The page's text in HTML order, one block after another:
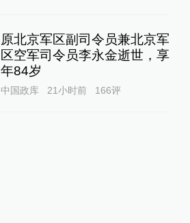
原北京军区副司令员兼北京军
区空军司令员李永金逝世，享
年84岁
中国政库 21小时前 166评